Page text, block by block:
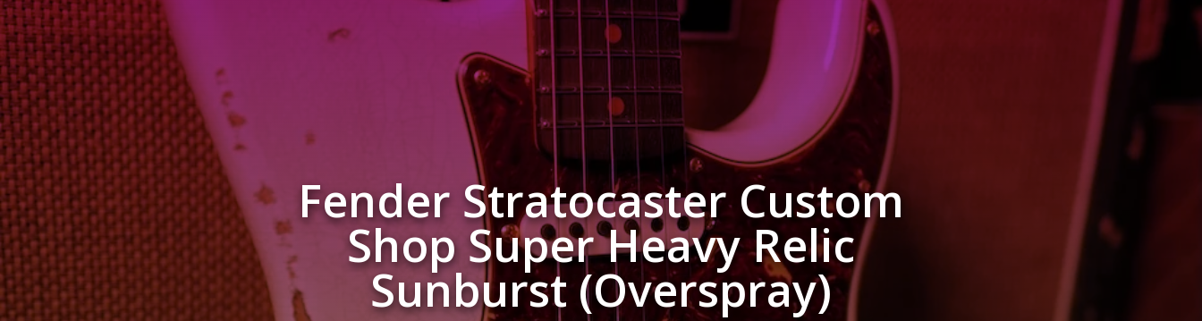
Fender Stratocaster Custom
Shop Super Heavy Relic
Sunburst (Overspray)